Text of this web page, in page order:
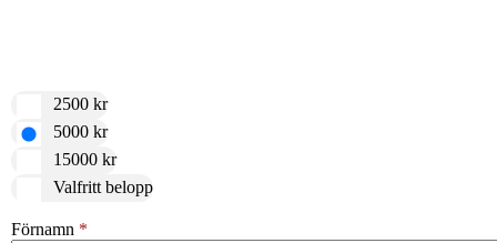
2500 kr
5000 kr
15000 kr
Valfritt belopp
Förnamn